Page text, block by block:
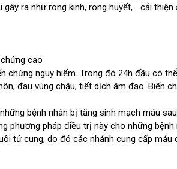
ra như rong kinh, rong huyết,… cải
cao
chứng nguy hiểm. Trong đó 24h đầu có
đau vùng chậu, tiết dịch âm đạo. Biến
bệnh nhân bị tăng sinh mạch máu
phương pháp điều trị này cho những
tử cung, do đó các nhánh cung cấp